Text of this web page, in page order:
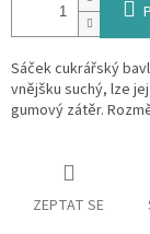
Sáček cukrářský
vnějšku suchý, lze
gumový zátěr.
ZEPTAT SE